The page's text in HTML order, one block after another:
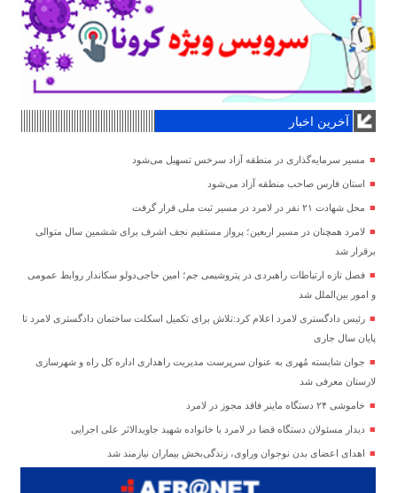
آخرین اخبار
مسیر سرمایه‌گذاری در منطقه آزاد سرخس تسهیل می‌شود
استان فارس صاحب منطقه آزاد می‌شود
محل شهادت ۲۱ نفر در لامرد در مسیر ثبت ملی قرار گرفت
لامرد همچنان در مسیر اربعین؛ پرواز مستقیم نجف اشرف برای ششمین سال متوالی
برقرار شد
فصل تازه ارتباطات راهبردی در پتروشیمی جم؛ امین حاجی‌دولو سکاندار روابط عمومی
و امور بین‌الملل شد
رئیس دادگستری لامرد اعلام کرد:تلاش برای تکمیل اسکلت ساختمان دادگستری لامرد تا
پایان سال جاری
جوان شایسته مُهری به عنوان سرپرست مدیریت راهداری اداره کل راه و شهرسازی
لارستان معرفی شد
خاموشی ۲۴ دستگاه ماینر فاقد مجوز در لامرد
دیدار مسئولان دستگاه قضا در لامرد با خانواده شهید جاویدالاثر علی اجرایی
اهدای اعضای بدن نوجوان وراوی، زندگی‌بخش بیماران نیازمند شد